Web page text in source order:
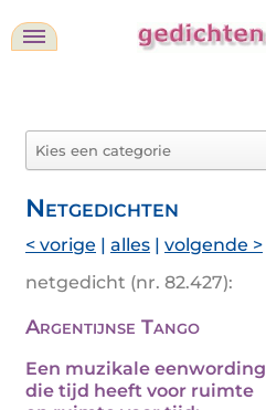
Netgedichten
< vorige | alles | volgende >
netgedicht (nr. 82.427):
Argentijnse Tango
Een muzikale eenwording
die tijd heeft voor ruimte